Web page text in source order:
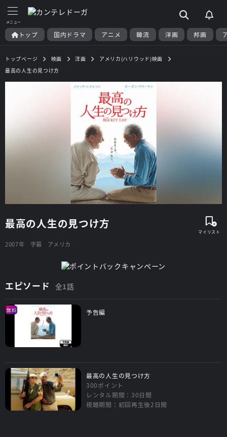
トップ 国内ドラマ アニメ 韓流 洋画 邦画
トップページ 映画 洋画
アメリカ(ハリウッド)映画
最高の人生の見つけ方
最高の人生の見つけ方
2007年 字幕 アメリカ
エピソード 全1話
無料 予告編
最高の人生の見つけ方
300ポイント
レンタル期間：30日間
視聴期間：初回再生後2日間